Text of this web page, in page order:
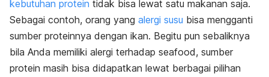
kebutuhan protein tidak bisa lewat satu makanan saja.
Sebagai contoh, orang yang alergi susu bisa mengganti
sumber proteinnya dengan ikan. Begitu pun sebaliknya
bila Anda memiliki alergi terhadap seafood, sumber
protein masih bisa didapatkan lewat berbagai pilihan